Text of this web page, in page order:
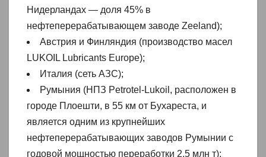
Нидерландах — доля 45% в
нефтеперерабатывающем заводе Zeeland);
Австрия и Финляндия (производство масел
LUKOIL Lubricants Europe);
Италия (сеть АЗС);
Румыния (НПЗ Petrotel-Lukoil, расположен в
городе Плоешти, в 55 км от Бухареста, и
является одним из крупнейших
нефтеперерабатывающих заводов Румынии с
годовой мощностью переработки 2,5 млн т);